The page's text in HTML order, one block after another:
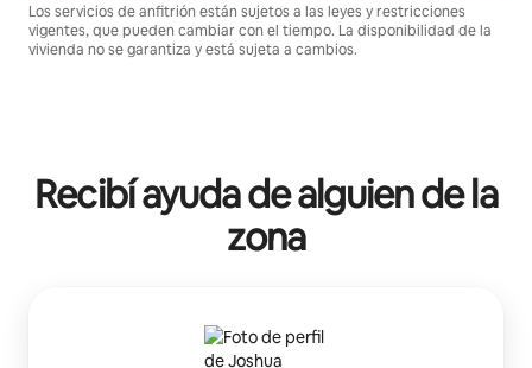
Los servicios de anfitrión están sujetos a las leyes y restricciones
vigentes, que pueden cambiar con el tiempo. La disponibilidad de la
vivienda no se garantiza y está sujeta a cambios.
Recibí ayuda de alguien de la
zona